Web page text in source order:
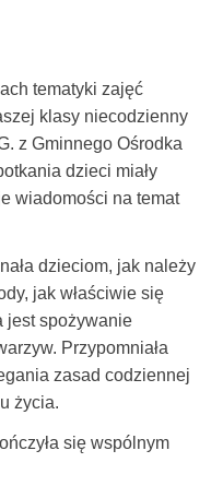
tematyki zajęć
klasy niecodzienny
z Gminnego Ośrodka
dzieci miały
wiadomości na temat
dzieciom, jak należy
jak właściwie się
jest spożywanie
Przypomniała
zasad codziennej
życia.
się wspólnym